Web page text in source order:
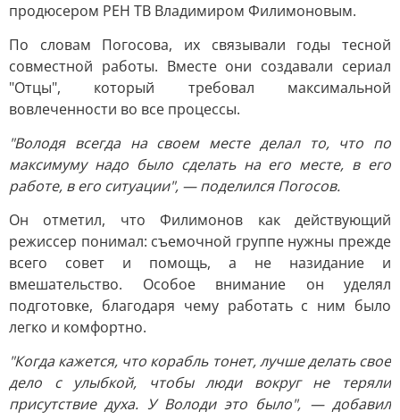
продюсером РЕН ТВ Владимиром Филимоновым.
По словам Погосова, их связывали годы тесной
совместной работы. Вместе они создавали сериал
"Отцы", который требовал максимальной
вовлеченности во все процессы.
"Володя всегда на своем месте делал то, что по
максимуму надо было сделать на его месте, в его
работе, в его ситуации", — поделился Погосов.
Он отметил, что Филимонов как действующий
режиссер понимал: съемочной группе нужны прежде
всего совет и помощь, а не назидание и
вмешательство. Особое внимание он уделял
подготовке, благодаря чему работать с ним было
легко и комфортно.
"Когда кажется, что корабль тонет, лучше делать свое
дело с улыбкой, чтобы люди вокруг не теряли
присутствие духа. У Володи это было", — добавил